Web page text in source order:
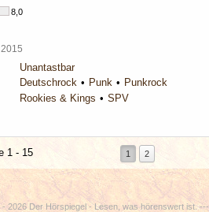
8,0
Unantastbar
Deutschrock Punk
Punkrock
Rookies & Kings SPV
1 - 15 1 2
2026 Der Hörspiegel - Lesen, was hörenswert ist. ---